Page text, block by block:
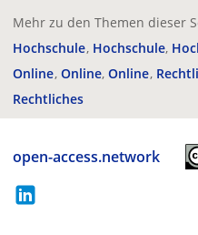
Mehr zu den Themen dieser
Hochschule Hochschule
Online Online Online
Rechtliches
open-access.network